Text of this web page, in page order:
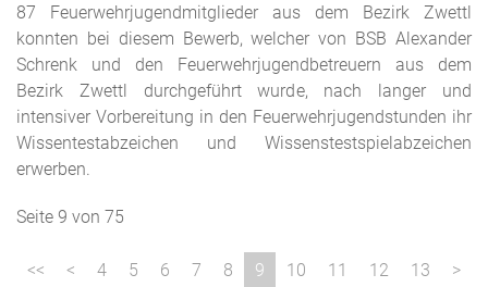
87 Feuerwehrjugendmitglieder aus dem Bezirk Zwettl
konnten bei diesem Bewerb, welcher von BSB Alexander
Schrenk und den Feuerwehrjugendbetreuern aus dem
Bezirk Zwettl durchgeführt wurde, nach langer und
intensiver Vorbereitung in den Feuerwehrjugendstunden ihr
Wissentestabzeichen und Wissenstestspielabzeichen
erwerben.
Seite 9 von 75
4 5 6 7 8 9 10 11 12 13